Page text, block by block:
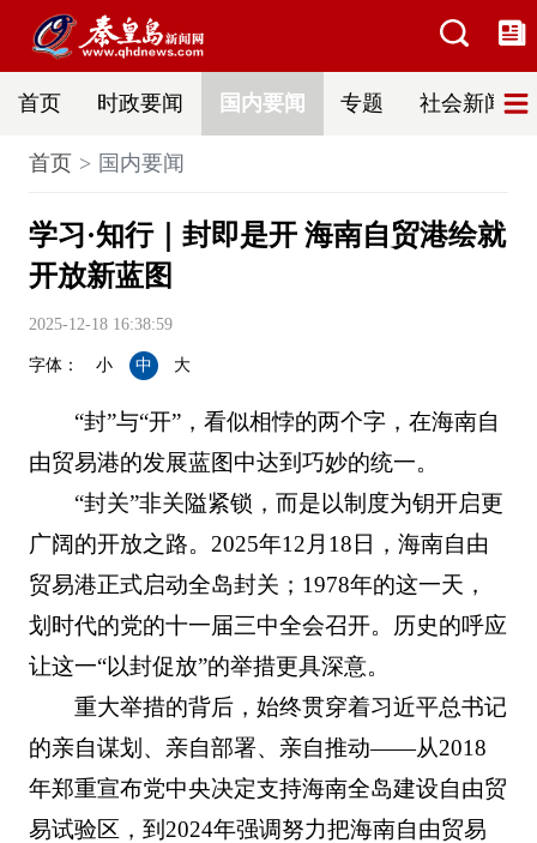
首页 时政要闻 国内要闻 专题 社会新闻
首页 国内要闻
学习·知行｜封即是开 海南自贸港绘就
开放新蓝图
2025-12-18 16:38:59
字体： 小 中 大
“封”与“开”，看似相悖的两个字，在海南自
由贸易港的发展蓝图中达到巧妙的统一。
“封关”非关隘紧锁，而是以制度为钥开启更
广阔的开放之路。2025年12月18日，海南自由
贸易港正式启动全岛封关；1978年的这一天，
划时代的党的十一届三中全会召开。历史的呼应
让这一“以封促放”的举措更具深意。
重大举措的背后，始终贯穿着习近平总书记
的亲自谋划、亲自部署、亲自推动——从2018
年郑重宣布党中央决定支持海南全岛建设自由贸
易试验区，到2024年强调努力把海南自由贸易